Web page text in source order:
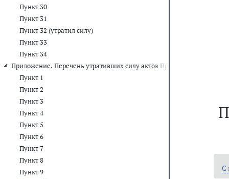
Пункт 30
Пункт 31
Пункт 32 (утратил силу)
Пункт 33
Пункт 34
Приложение. Перечень утративших силу актов Правительства
Пункт 1
Пункт 2
Пункт 3
Пункт 4
Пункт 5
Пункт 6
Пункт 7
Пункт 8
Пункт 9
С